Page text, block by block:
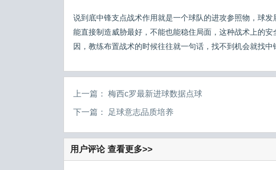
说到底中锋支点战术作用就是一个球队的进攻参照物，球
能直接制造威胁最好，不能也能稳住局面，这种战术上的
因，教练布置战术的时候往往就一句话，找不到机会就找中
上一篇： 梅西c罗最新进球数据点球
下一篇： 足球意志品质培养
用户评论 查看更多>>